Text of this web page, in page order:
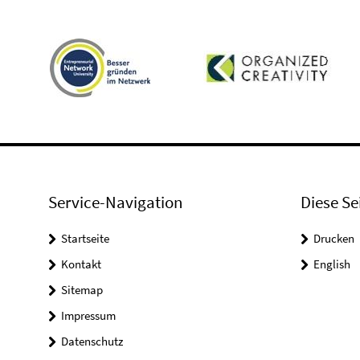
Service-Navigation
Startseite
Kontakt
Sitemap
Impressum
Datenschutz
Diese
Drucken
English